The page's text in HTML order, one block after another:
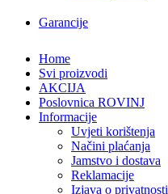
Garancije
Home
Svi proizvodi
AKCIJA
Poslovnica ROVINJ
Informacije
Uvjeti korištenja
Načini plaćanja
Jamstvo i dostava
Reklamacije
Izjava o privatnosti